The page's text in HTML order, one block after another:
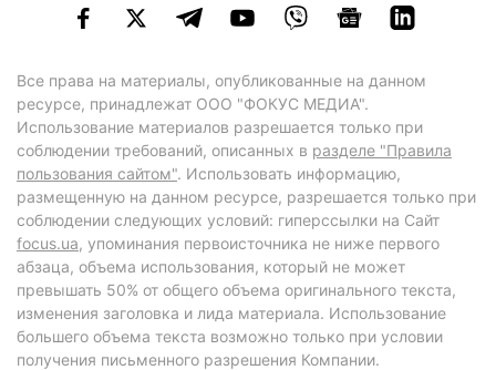
Все права на материалы, опубликованные на данном
ресурсе, принадлежат ООО "ФОКУС МЕДИА".
Использование материалов разрешается только при
соблюдении требований, описанных в разделе "Правила
пользования сайтом". Использовать информацию,
размещенную на данном ресурсе, разрешается только при
соблюдении следующих условий: гиперссылки на Сайт
focus.ua, упоминания первоисточника не ниже первого
абзаца, объема использования, который не может
превышать 50% от общего объема оригинального текста,
изменения заголовка и лида материала. Использование
большего объема текста возможно только при условии
получения письменного разрешения Компании.